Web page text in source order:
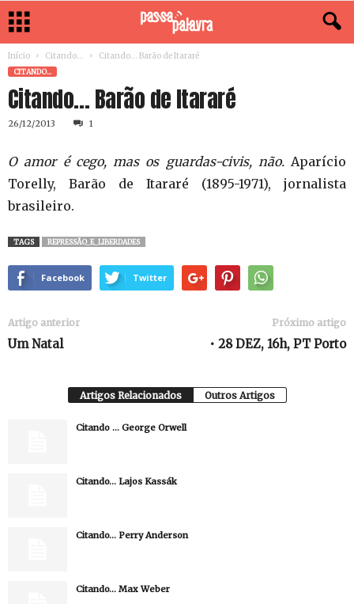
Início Citando... Citando… Barão de Itararé
CITANDO...
Citando… Barão de Itararé
26/12/2013 1
O amor é cego, mas os guardas-civis, não.Aparício
Torelly, Barão de Itararé (1895-1971), jornalista
brasileiro.
TAGS REPRESSÃO_E_LIBERDADES
Facebook Twitter
Artigo anterior
Um Natal
Próximo artigo
• 28 DEZ, 16h, PT Porto
Artigos Relacionados Outros Artigos
Citando … George Orwell
Citando… Lajos Kassák
Citando… Perry Anderson
Citando… Max Weber